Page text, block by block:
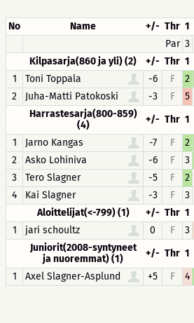
No Name +/- Thr 1
Par 3
Kilpasarja(860 ja yli) (2)
+/- Thr 1
1
Toni Toppala -6 F 2
2
Juha-Matti Patokoski -3 F 5
Harrastesarja(800-859)
(4)
+/- Thr 1
1
Jarno Kangas -7 F 2
2
Asko Lohiniva -6 F 3
3
Tero Slagner -5 F 2
4
Kai Slagner -3 F 3
Aloittelijat(<-799) (1)
+/- Thr 1
1
jari schoultz 0 F 3
Juniorit(2008-syntyneet
ja nuoremmat) (1)
+/- Thr 1
1
Axel Slagner-Asplund +5 F 4